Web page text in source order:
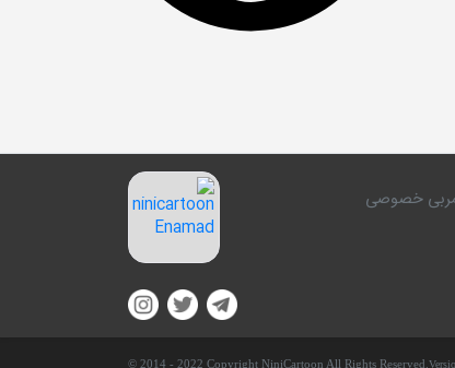
مربی خصوصی
© 2014 - 2022 Copyright NiniCartoon All Rights Reserved.